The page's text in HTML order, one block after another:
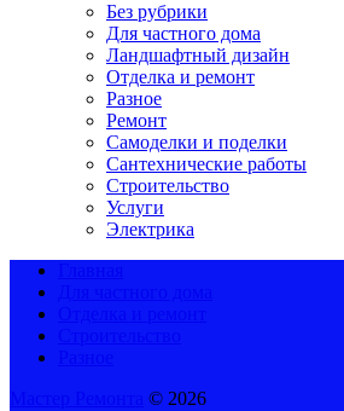
Без рубрики
Для частного дома
Ландшафтный дизайн
Отделка и ремонт
Разное
Ремонт
Самоделки и поделки
Сантехнические работы
Строительство
Услуги
Электрика
© 2026